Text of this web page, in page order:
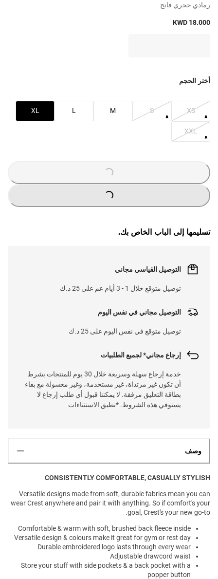
رمادي حجري فاتح
KWD 18.000
أختر الحجم
XS
S
M
L
XL
XXL
LOADING
...
LOADING
...
تسليمها إلى الباب الخاص بك.
التوصيل القياسي مجاني
توصيل متوقع خلال 1 - 3 أيام عم على 25 د.ك
التوصيل مجاني في نفس اليوم
توصيل متوقع في نفس اليوم على 25 د.ك
إرجاع مجاني* لجميع الطلبيات
خدمة إرجاع سهلة وسريعة خلال 30 يوم للمنتجات بشرط
أن تكون غير مرتداة، غير مستخدمة، وغير مغسولة مع بقاء
بطاقة التعليق مرفقة. لا يمكننا قبول أي طلب إرجاع لا
يستوفي هذه الشروط. *تطبق الاستثناءات
وصف
CONSISTENTLY COMFORTABLE, CASUALLY STYLISH
Versatile designs made from soft, durable fabrics mean you can
wear Crest anywhere and pair it with anything. So if comfort's your
goal, Crest's your new go-to.
Comfortable & warm with soft, brushed back fleece inside
Versatile design & colours make it great for gym or rest day
Durable embroidered logo lasts through every wear
Adjustable drawcord waist
Store your stuff with side pockets & a back pocket with a
popper button